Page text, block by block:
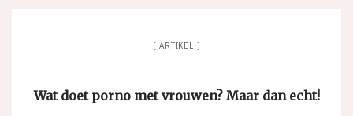
ARTIKEL
Wat doet porno met vrouwen? Maar dan echt!